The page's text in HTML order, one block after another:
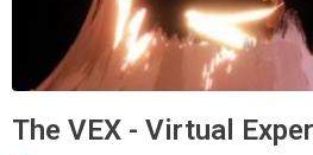
The VEX - Virtual